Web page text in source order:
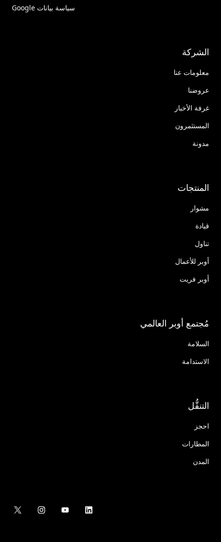
سياسة بيانات Google
الشركة
معلومات عنا
عروضنا
غرفة الأخبار
المستثمرون
مدونة
المنتجات
مشوار
قيادة
تناول
أوبر للأعمال
أوبر فريت
مُجتمع أوبر العالمي
السلامة
الاستدامة
التنقُّل
احجز
المطارات
المدن